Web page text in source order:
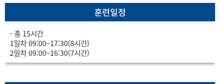
훈련일정
- 총 15시간
1일차 09:00~17:30(8시간)
2일차 09:00~16:30(7시간)